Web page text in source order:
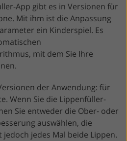
App gibt es in Versionen für
Mit ihm ist die Anpassung
ein Kinderspiel. Es
mit dem Sie Ihre
der Anwendung: für
Wenn Sie die Lippenfüller-
Sie entweder die Ober- oder
auswählen, die
jedes Mal beide Lippen.